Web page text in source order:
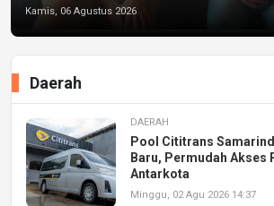
Kamis, 06 Agustus 2026
Daerah
DAERAH
Pool Cititrans
Baru, Permudah Akses
Antarkota
Minggu, 02 Agu 2026 14:37